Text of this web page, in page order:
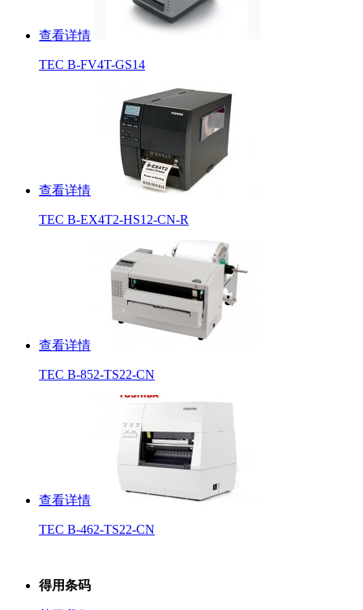
查看详情
TEC B-FV4T-GS14
查看详情
TEC B-EX4T2-HS12-CN-R
查看详情
TEC B-852-TS22-CN
查看详情
TEC B-462-TS22-CN
得用条码